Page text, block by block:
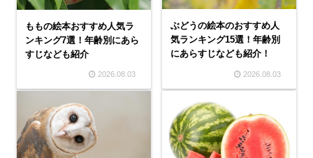
ももの絵本おすすめ人気ラ
ンキング7選！年齢別にあら
すじなども紹介
2026.08.03
ぶどうの絵本のおすすめ人
気ランキング15選！年齢別
にあらすじなども紹介！
2026.08.03